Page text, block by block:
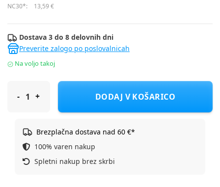
NC30*: 13,59 €
Dostava 3 do 8 delovnih dni
Preverite zalogo po poslovalnicah
Na voljo takoj
Bebe-Jou pručka Bohemian Garden Grow bohemian garden
DODAJ V KOŠARICO
Brezplačna dostava nad 60 €*
100% varen nakup
Spletni nakup brez skrbi